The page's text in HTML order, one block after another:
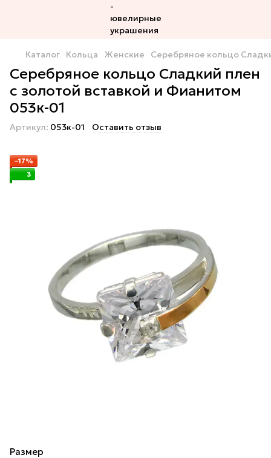
Каталог Кольца Женские Серебряное кольцо
Серебряное кольцо Сладкий плен
с золотой вставкой и Фианитом
053к-01
Артикул: 053к-01 Оставить отзыв
−17%
3
Размер